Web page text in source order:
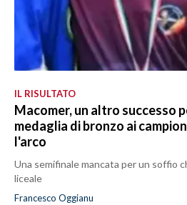
IL RISULTATO
Macomer, un altro successo
medaglia di bronzo ai
l'arco
Una semifinale mancata per un soffio
liceale
Francesco Oggianu